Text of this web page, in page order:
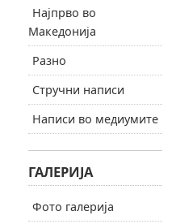
Најпрво во
Македонија
Разно
Стручни написи
Написи во медиумите
ГАЛЕРИЈА
Фото галерија